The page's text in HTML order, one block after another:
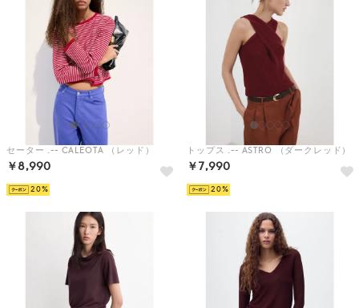
セーター .-- CALEOTA （レッド）
￥8,990
20
トップス .-- ASTRO （ダークレッド）
￥7,990
20